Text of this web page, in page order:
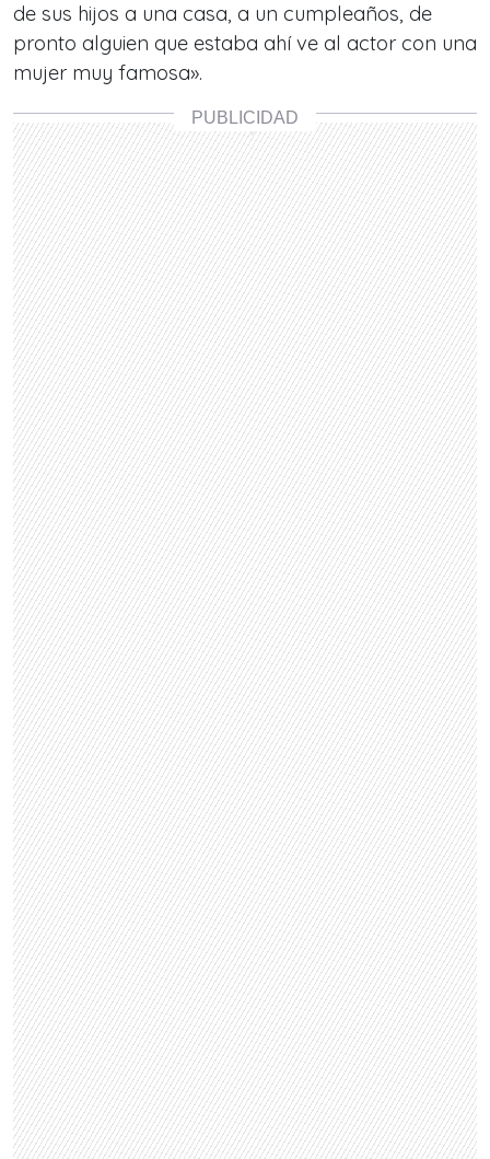
de sus hijos a una casa, a un cumpleaños, de
pronto alguien que estaba ahí ve al actor con una
mujer muy famosa».